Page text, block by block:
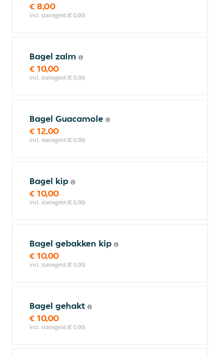
€ 8,00
incl. statiegeld (€ 0,00)
Bagel zalm
€ 10,00
incl. statiegeld (€ 0,00)
Bagel Guacamole
€ 12,00
incl. statiegeld (€ 0,00)
Bagel kip
€ 10,00
incl. statiegeld (€ 0,00)
Bagel gebakken kip
€ 10,00
incl. statiegeld (€ 0,00)
Bagel gehakt
€ 10,00
incl. statiegeld (€ 0,00)